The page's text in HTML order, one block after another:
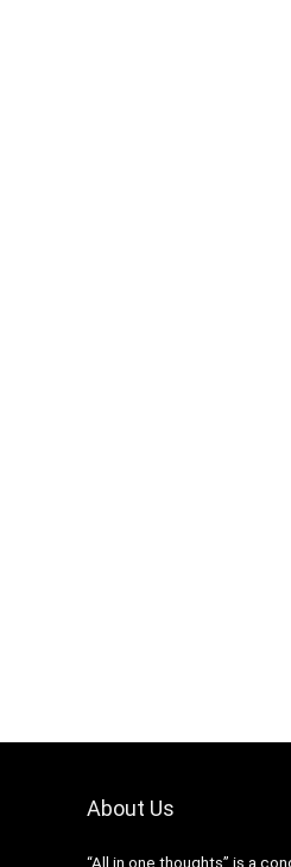
About Us
“All in one thoughts” is a